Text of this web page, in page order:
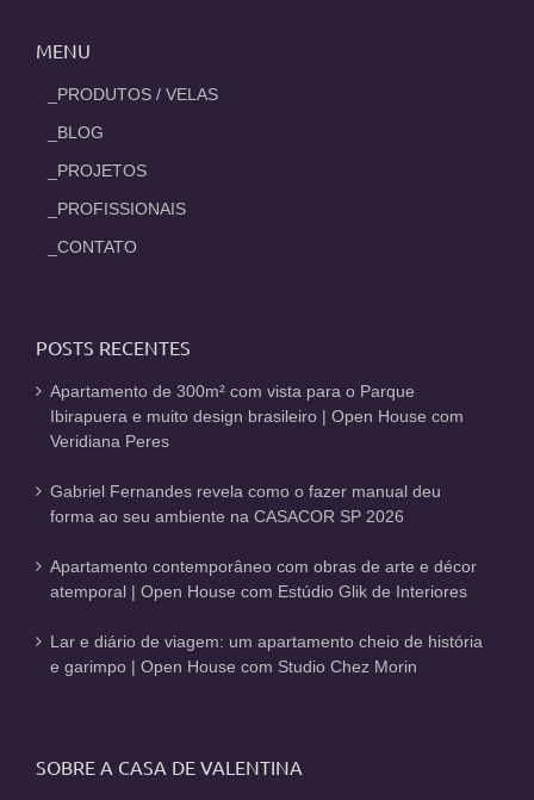
MENU
_PRODUTOS / VELAS
_BLOG
_PROJETOS
_PROFISSIONAIS
_CONTATO
POSTS RECENTES
Apartamento de 300m² com vista para o Parque
Ibirapuera e muito design brasileiro | Open House com
Veridiana Peres
Gabriel Fernandes revela como o fazer manual deu
forma ao seu ambiente na CASACOR SP 2026
Apartamento contemporâneo com obras de arte e décor
atemporal | Open House com Estúdio Glik de Interiores
Lar e diário de viagem: um apartamento cheio de história
e garimpo | Open House com Studio Chez Morin
SOBRE A CASA DE VALENTINA